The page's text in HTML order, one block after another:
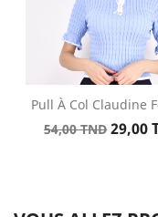
Pull À Col Claudine
Prix
54,00 TND Prix
29,00